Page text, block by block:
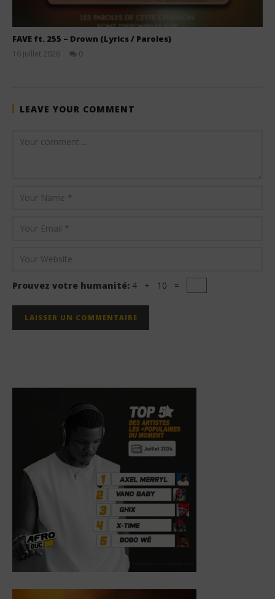
FAVE ft. 255 – Drown (Lyrics / Paroles)
16 juillet 2026
0
LEAVE YOUR COMMENT
Prouvez votre humanité: 4 + 10 =